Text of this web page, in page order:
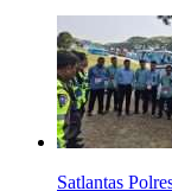
Satlantas